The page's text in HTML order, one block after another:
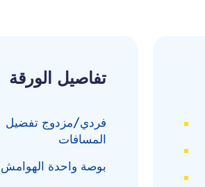
تفاصيل الورقة
فردي/مزدوج تفضيل
المسافات
بوصة واحدة الهوامش